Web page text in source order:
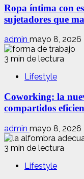
Ropa íntima con
sujetadores que
admin mayo 8, 2026
3 min de lectura
Lifestyle
Coworking: la
compartidos
admin mayo 8, 2026
3 min de lectura
Lifestyle